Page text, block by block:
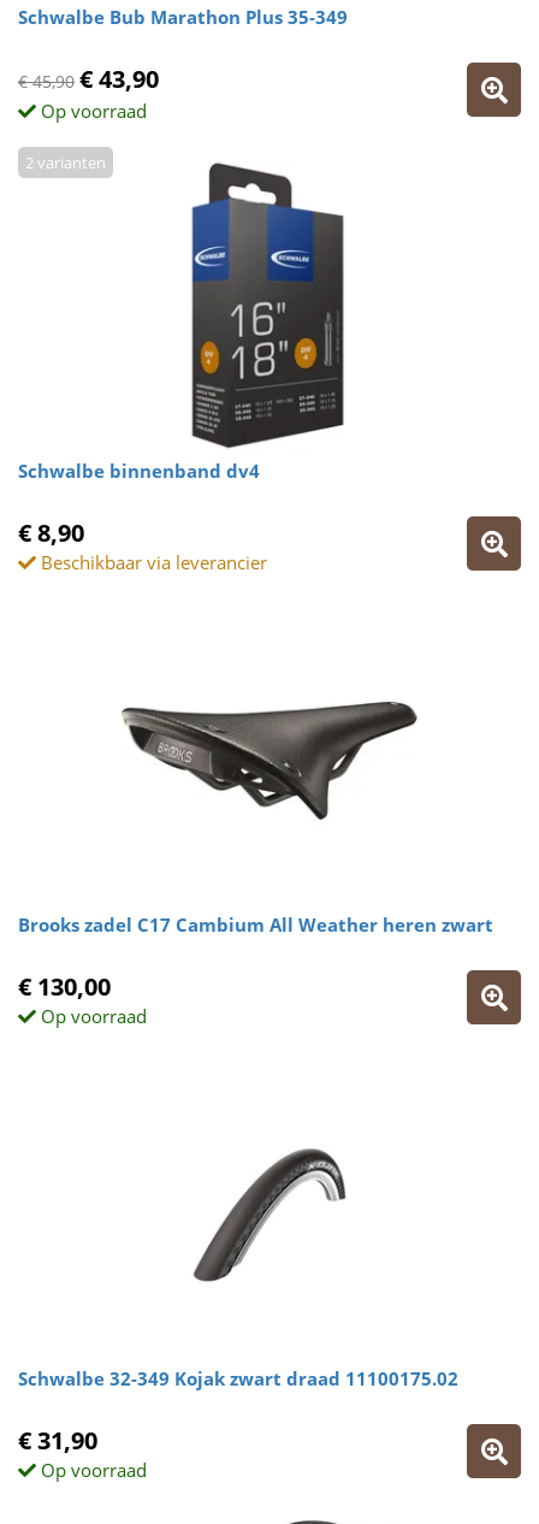
Schwalbe Bub Marathon Plus 35-349
€ 45,90 € 43,90
Op voorraad
Schwalbe binnenband dv4
2 varianten
€ 8,90
Beschikbaar via leverancier
Brooks zadel C17 Cambium All Weather heren zwart
€ 130,00
Op voorraad
Schwalbe 32-349 Kojak zwart draad 11100175.02
€ 31,90
Op voorraad